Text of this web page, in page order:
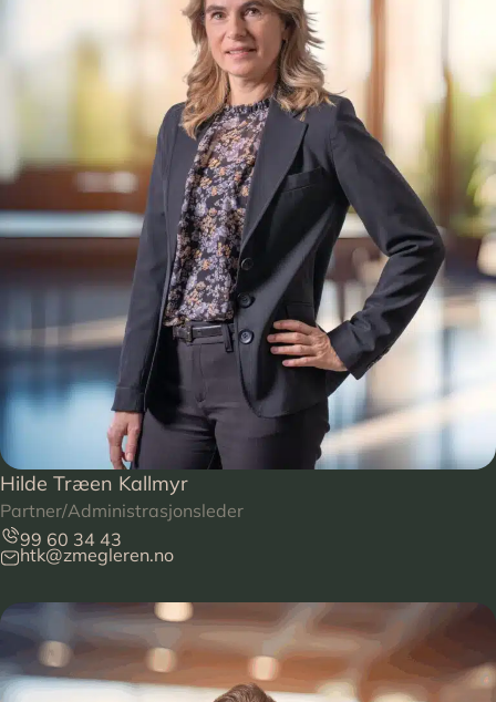
Hilde Træen Kallmyr
Partner/Administrasjonsleder
99 60 34 43
htk@zmegleren.no